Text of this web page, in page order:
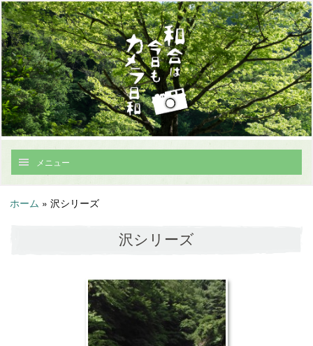
メニュー
ホーム » 沢シリーズ
沢シリーズ